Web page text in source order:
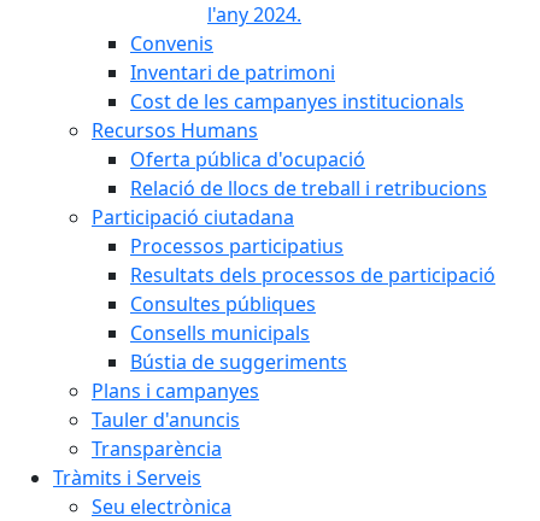
l'any 2024.
Convenis
Inventari de patrimoni
Cost de les campanyes institucionals
Recursos Humans
Oferta pública d'ocupació
Relació de llocs de treball i retribucions
Participació ciutadana
Processos participatius
Resultats dels processos de participació
Consultes públiques
Consells municipals
Bústia de suggeriments
Plans i campanyes
Tauler d'anuncis
Transparència
Tràmits i Serveis
Seu electrònica